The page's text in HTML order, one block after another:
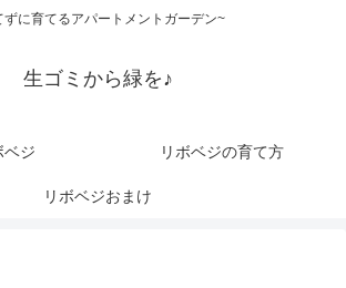
ずに育てるアパートメントガーデン~
生ゴミから緑を♪
ベジ リボベジの育て方
リボベジおまけ